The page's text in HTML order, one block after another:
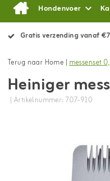
Hondenvoer
Gratis verzending vanaf
Terug naar Home |messenset
Heiniger
| Artikelnummer: 707-910